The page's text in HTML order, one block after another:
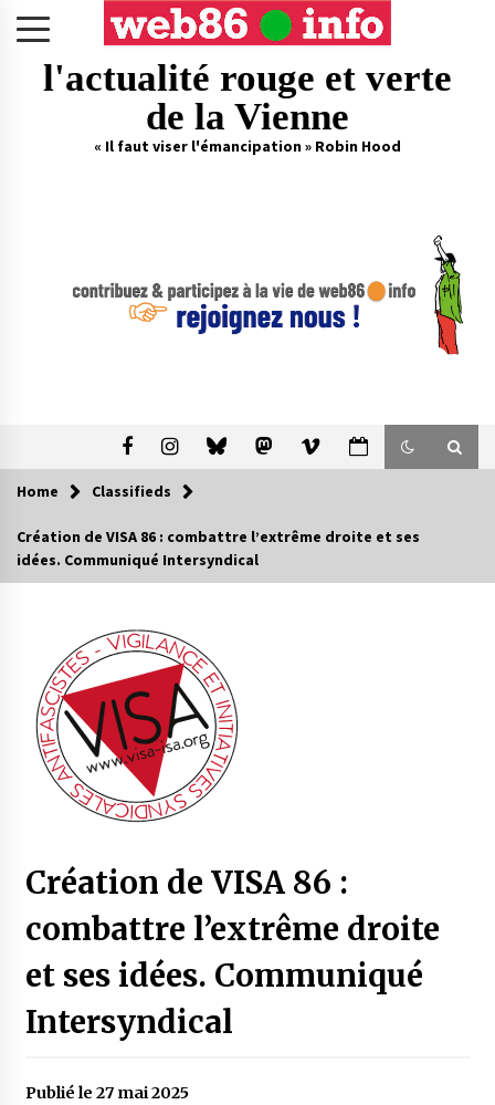
l'actualité rouge et verte
de la Vienne
« Il faut viser l'émancipation » Robin Hood
Home Classifieds
Création de VISA 86 : combattre l’extrême droite et ses
idées. Communiqué Intersyndical
Création de VISA 86 :
combattre l’extrême droite
et ses idées. Communiqué
Intersyndical
Publié le 27 mai 2025